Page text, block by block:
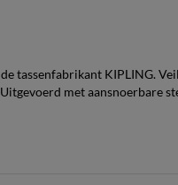
tassenfabrikant KIPLING.
met aansnoerbare